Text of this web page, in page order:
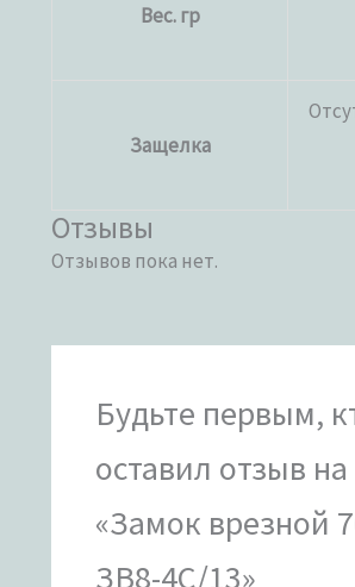
Вес. гр
Защелка
Отзывы
Отзывов пока нет.
Будьте первым,
оставил отзыв на
«Замок врезной
ЗВ8-4С/13»